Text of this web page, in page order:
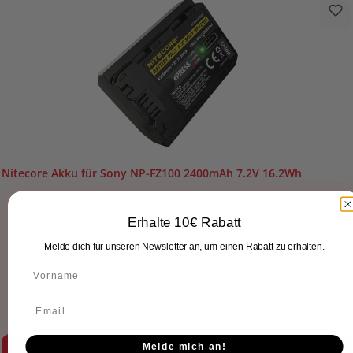
Nitecore Akku für Sony NP-FZ100 2400mAh 7.2V 16.2Wh
In den Warenkorb
Erhalte 10€ Rabatt
Melde dich für unseren Newsletter an, um einen Rabatt zu erhalten.
Melde mich an!